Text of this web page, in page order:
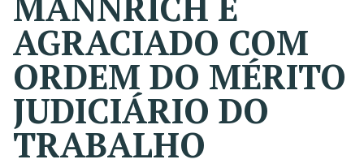
AGRACIADO COM
ORDEM DO MÉRITO
JUDICIÁRIO DO
TRABALHO